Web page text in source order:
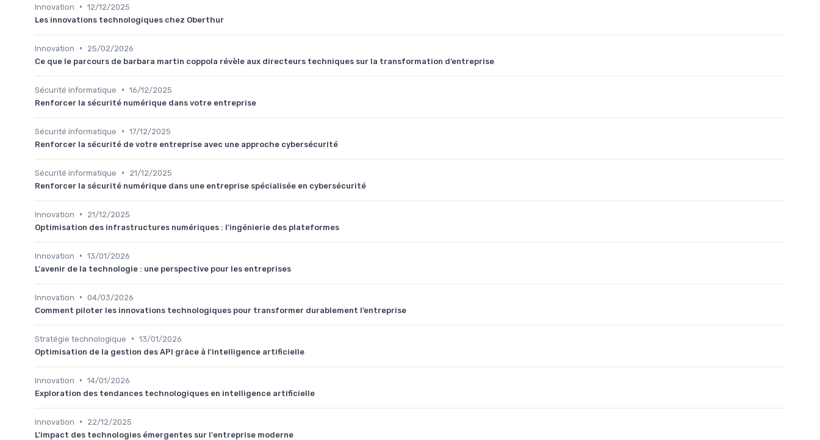
Innovation • 12/12/2025
Les innovations technologiques chez Oberthur
Innovation •
25/02/2026
Ce que le parcours de barbara martin coppola révèle aux directeurs techniques sur la transformation d’entreprise
Sécurité informatique • 16/12/2025
Renforcer la sécurité numérique dans votre entreprise
Sécurité informatique • 17/12/2025
Renforcer la sécurité de votre entreprise avec une approche cybersécurité
Sécurité informatique •
21/12/2025
Renforcer la sécurité numérique dans une entreprise spécialisée en cybersécurité
Innovation •
21/12/2025
Optimisation des infrastructures numériques : l'ingénierie des plateformes
Innovation • 13/01/2026
L'avenir de la technologie : une perspective pour les entreprises
Innovation • 04/03/2026
Comment piloter les innovations technologiques pour transformer durablement l’entreprise
Stratégie technologique • 13/01/2026
Optimisation de la gestion des API grâce à l'intelligence artificielle
Innovation • 14/01/2026
Exploration des tendances technologiques en intelligence artificielle
Innovation •
22/12/2025
L'impact des technologies émergentes sur l'entreprise moderne